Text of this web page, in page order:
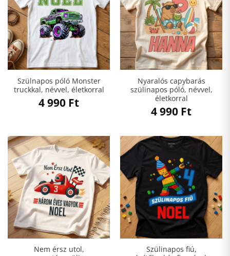
Szülnapos póló Monster
truckkal, névvel, életkorral
4 990 Ft
Nyaralós capybarás
szülinapos póló, névvel,
életkorral
4 990 Ft
Nem érsz utol,
Szülinapos fiú,